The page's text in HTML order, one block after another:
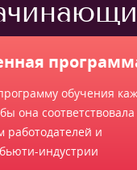
обучения
она соответствовала
работодателей и
индустрии